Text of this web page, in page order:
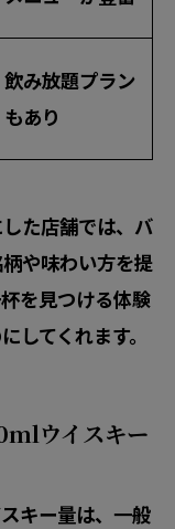
飲み放題プラン
もあり
た店舗では、バ
や味わい方を提
を見つける体験
してくれます。
ウイスキー
キー量は、一般